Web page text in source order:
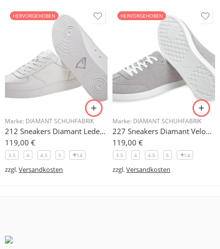
HERVORGEHOBEN
Marke: DIAMANT SCHUHFABRIK
212 Sneakers Diamant Leder weiss, drehfreudige Kunststoffsohle
119,00 €
3.5 4 4.5 5 14
zzgl.Versandkosten
HERVORGEHOBEN
Marke: DIAMANT SCHUHFABRIK
227 Sneakers Diamant Veloursleder hellgrau, drehfreudige Kunststoffsohle
119,00 €
3.5 4 4.5 5 14
zzgl.Versandkosten